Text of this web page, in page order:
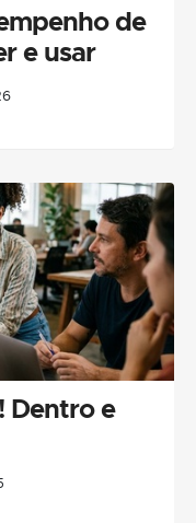
de
e usar
Dentro e